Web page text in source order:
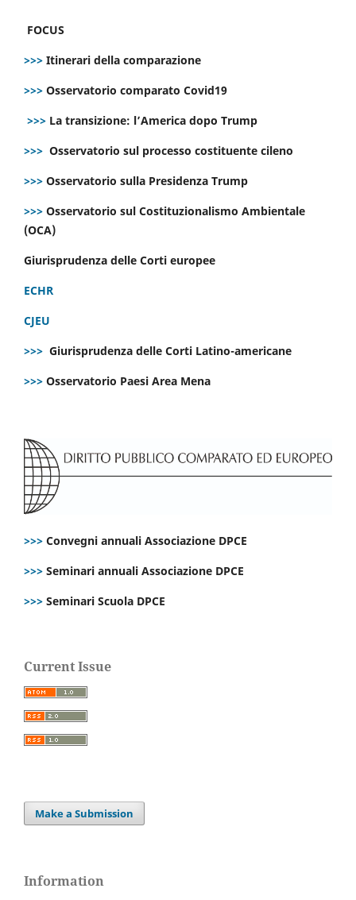
FOCUS
>>> Itinerari della comparazione
>>> Osservatorio comparato Covid19
>>> La transizione: l’America dopo Trump
>>> Osservatorio sul processo costituente cileno
>>> Osservatorio sulla Presidenza Trump
>>> Osservatorio sul Costituzionalismo Ambientale
(OCA)
Giurisprudenza delle Corti europee
ECHR
CJEU
>>> Giurisprudenza delle Corti Latino-americane
>>> Osservatorio Paesi Area Mena
>>> Convegni annuali Associazione DPCE
>>> Seminari annuali Associazione DPCE
>>> Seminari Scuola DPCE
Current Issue
Make a Submission
Information